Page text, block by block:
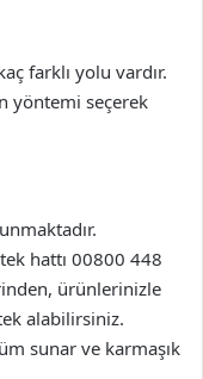
farklı yolu vardır.
yöntemi seçerek
hattı 00800 448
ürünlerinizle
alabilirsiniz.
sunar ve karmaşık